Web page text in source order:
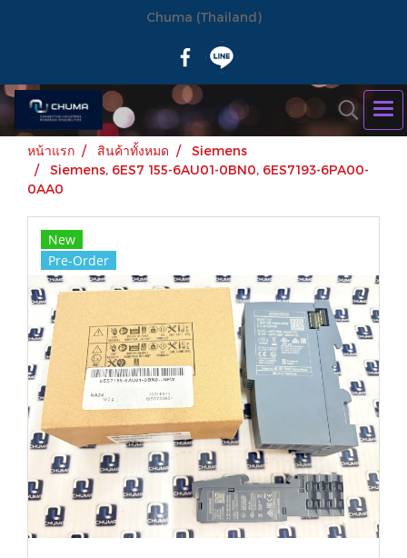
Chuma (Thailand)
หน้าแรก สินค้าทั้งหมด
Siemens
Siemens, 6ES7 155-6AU01-0BN0, 6ES7193-6PA00-
0AA0
New
Pre-Order